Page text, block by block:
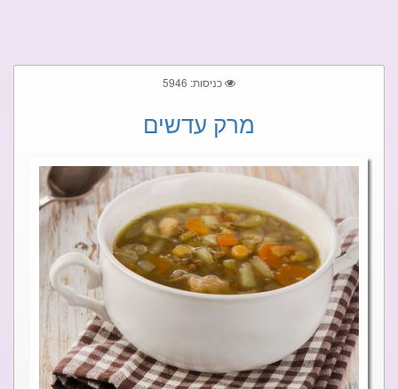
כניסות: 5946
מרק עדשים